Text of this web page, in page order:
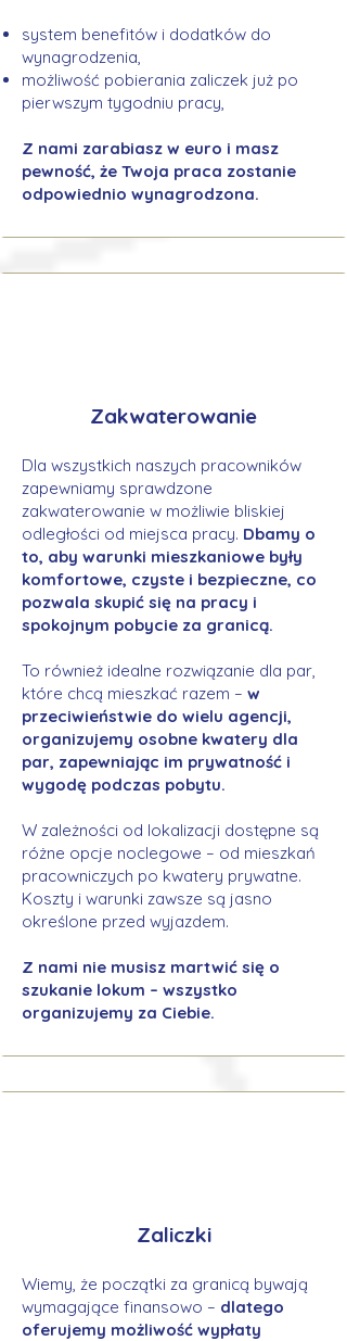
system benefitów i dodatków do
wynagrodzenia,
możliwość pobierania zaliczek już po
pierwszym tygodniu pracy,
Z nami zarabiasz w euro i masz
pewność, że Twoja praca zostanie
odpowiednio wynagrodzona.
Zakwaterowanie
Dla wszystkich naszych pracowników
zapewniamy sprawdzone
zakwaterowanie w możliwie bliskiej
odległości od miejsca pracy. Dbamy o
to, aby warunki mieszkaniowe były
komfortowe, czyste i bezpieczne, co
pozwala skupić się na pracy i
spokojnym pobycie za granicą.
To również idealne rozwiązanie dla par,
które chcą mieszkać razem – w
przeciwieństwie do wielu agencji,
organizujemy osobne kwatery dla
par, zapewniając im prywatność i
wygodę podczas pobytu.
W zależności od lokalizacji dostępne są
różne opcje noclegowe – od mieszkań
pracowniczych po kwatery prywatne.
Koszty i warunki zawsze są jasno
określone przed wyjazdem.
Z nami nie musisz martwić się o
szukanie lokum – wszystko
organizujemy za Ciebie.
Zaliczki
Wiemy, że początki za granicą bywają
wymagające finansowo – dlatego
oferujemy możliwość wypłaty